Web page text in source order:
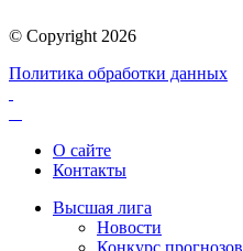
© Copyright 2026
Политика обработки данных
О сайте
Контакты
Высшая лига
Новости
Конкурс прогнозов